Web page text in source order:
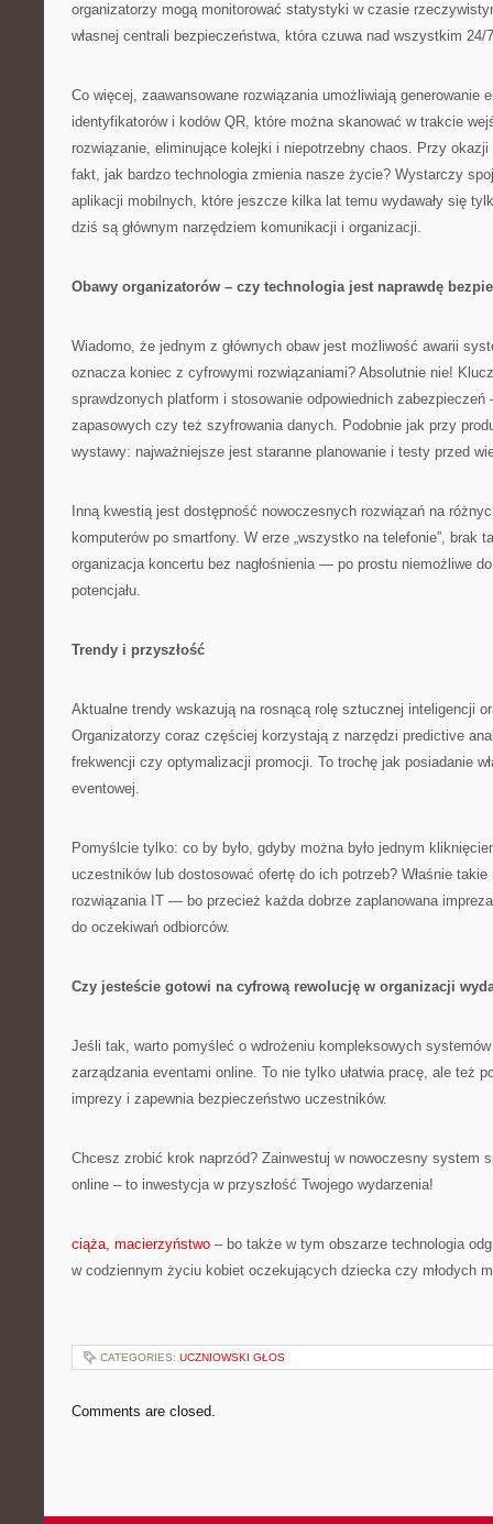
organizatorzy mogą monitorować statystyki w czasie
własnej centrali bezpieczeństwa, która czuwa nad wszystkim 24/
Co więcej, zaawansowane rozwiązania umożliwiają generowanie
identyfikatorów i kodów QR, które można skanować w trakcie
rozwiązanie, eliminujące kolejki i niepotrzebny chaos. Przy
fakt, jak bardzo technologia zmienia nasze życie? Wystarczy
aplikacji mobilnych, które jeszcze kilka lat temu wydawały się
dziś są głównym narzędziem komunikacji i organizacji.
Obawy organizatorów – czy technologia jest naprawdę
Wiadomo, że jednym z głównych obaw jest możliwość awarii
oznacza koniec z cyfrowymi rozwiązaniami? Absolutnie nie!
sprawdzonych platform i stosowanie odpowiednich
zapasowych czy też szyfrowania danych. Podobnie jak przy
wystawy: najważniejsze jest staranne planowanie i testy przed
Inną kwestią jest dostępność nowoczesnych rozwiązań na
komputerów po smartfony. W erze „wszystko na telefonie”, brak
organizacja koncertu bez nagłośnienia — po prostu niemożliwe
potencjału.
Trendy i przyszłość
Aktualne trendy wskazują na rosnącą rolę sztucznej inteligencji
Organizatorzy coraz częściej korzystają z narzędzi predictive
frekwencji czy optymalizacji promocji. To trochę jak posiadanie
eventowej.
Pomyślcie tylko: co by było, gdyby można było jednym
uczestników lub dostosować ofertę do ich potrzeb? Właśnie
rozwiązania IT — bo przecież każda dobrze zaplanowana
do oczekiwań odbiorców.
Czy jesteście gotowi na cyfrową rewolucję w organizacji
Jeśli tak, warto pomyśleć o wdrożeniu kompleksowych
zarządzania eventami online. To nie tylko ułatwia pracę, ale też
imprezy i zapewnia bezpieczeństwo uczestników.
Chcesz zrobić krok naprzód? Zainwestuj w nowoczesny system
online – to inwestycja w przyszłość Twojego wydarzenia!
ciąża, macierzyństwo – bo także w tym obszarze technologia
w codziennym życiu kobiet oczekujących dziecka czy młodych
CATEGORIES: UCZNIOWSKI GŁOS
Comments are closed.